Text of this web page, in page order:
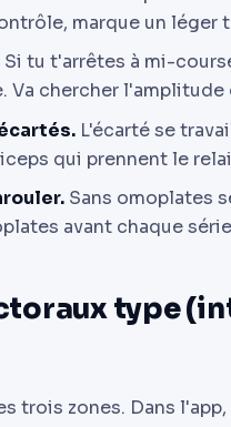
marque un léger
Si tu t'arrêtes à mi-
Va chercher
L'écarté se
qui prennent le
Sans omoplates
avant chaque
type
trois zones. Dans